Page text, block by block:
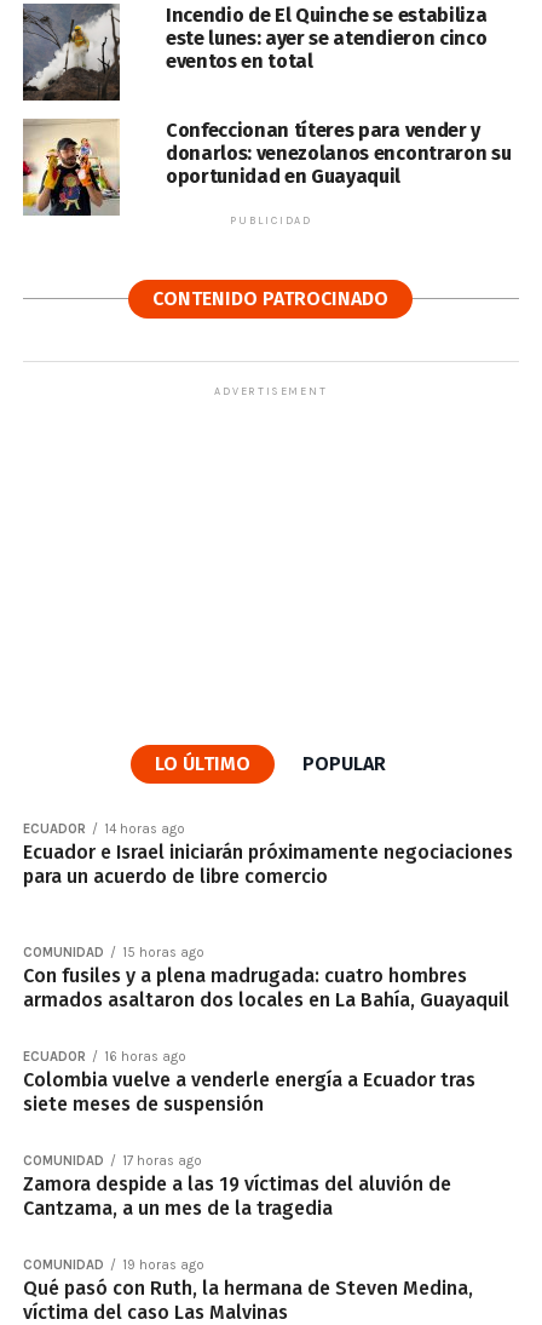
Incendio de El Quinche se estabiliza
este lunes: ayer se atendieron cinco
eventos en total
Confeccionan títeres para vender y
donarlos: venezolanos encontraron su
oportunidad en Guayaquil
PUBLICIDAD
CONTENIDO PATROCINADO
ADVERTISEMENT
LO ÚLTIMO POPULAR
ECUADOR 14 horas ago
Ecuador e Israel iniciarán próximamente negociaciones
para un acuerdo de libre comercio
COMUNIDAD 15 horas ago
Con fusiles y a plena madrugada: cuatro hombres
armados asaltaron dos locales en La Bahía, Guayaquil
ECUADOR 16 horas ago
Colombia vuelve a venderle energía a Ecuador tras
siete meses de suspensión
COMUNIDAD 17 horas ago
Zamora despide a las 19 víctimas del aluvión de
Cantzama, a un mes de la tragedia
COMUNIDAD 19 horas ago
Qué pasó con Ruth, la hermana de Steven Medina,
víctima del caso Las Malvinas